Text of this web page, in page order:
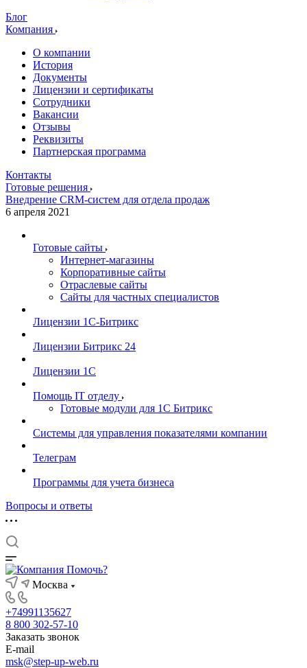
Блог
Компания
О компании
История
Документы
Лицензии и сертификаты
Сотрудники
Вакансии
Отзывы
Реквизиты
Партнерская программа
Контакты
Готовые решения
Внедрение CRM-систем для отдела продаж
6 апреля 2021
Готовые сайты
Интернет-магазины
Корпоративные сайты
Отраслевые сайты
Сайты для частных специалистов
Лицензии 1С-Битрикс
Лицензии Битрикс 24
Лицензии 1С
Помощь IT отделу
Готовые модули для 1С Битрикс
Системы для управления показателями компании
Телеграм
Программы для учета бизнеса
Вопросы и ответы
Москва
+74991135627
8 800 302-57-10
Заказать звонок
E-mail
msk@step-up-web.ru